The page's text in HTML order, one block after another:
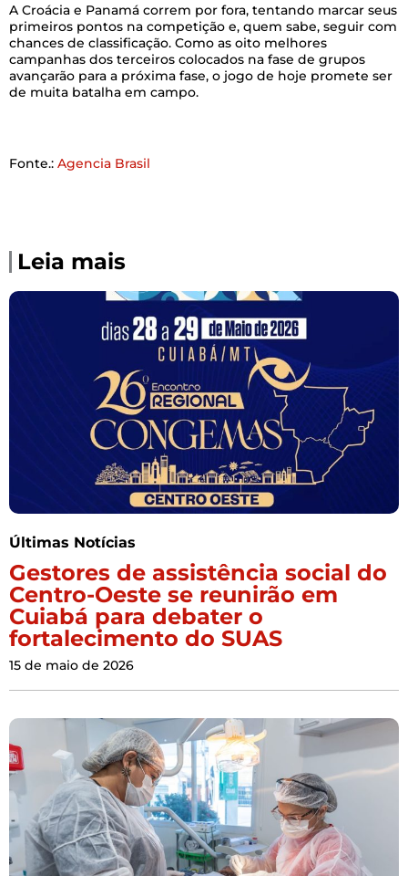
A Croácia e Panamá correm por fora, tentando marcar seus
primeiros pontos na competição e, quem sabe, seguir com
chances de classificação. Como as oito melhores
campanhas dos terceiros colocados na fase de grupos
avançarão para a próxima fase, o jogo de hoje promete ser
de muita batalha em campo.
Fonte.: Agencia Brasil
Leia mais
Últimas Notícias
Gestores de assistência social do
Centro-Oeste se reunirão em
Cuiabá para debater o
fortalecimento do SUAS
15 de maio de 2026